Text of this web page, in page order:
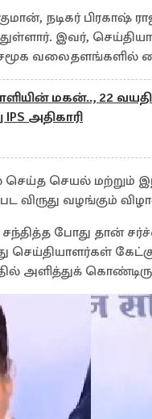
நடிகர் பிரகாஷ்
இவர்,
சமூக வலைதளங்களில்
மகன்.., 22
அதிகாரி
செயல் மற்றும்
விருது வழங்கும்
போது தான்
செய்தியாளர்கள்
அளித்துக்